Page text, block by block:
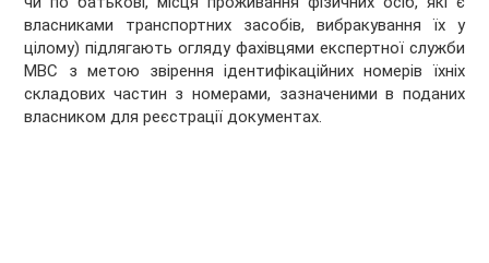
власниками транспортних засобів, вибракування їх у
цілому) підлягають огляду фахівцями експертної служби
МВС з метою звірення iдентифiкацiйних номерів їхніх
складових частин з номерами, зазначеними в поданих
власником для реєстрації документах.